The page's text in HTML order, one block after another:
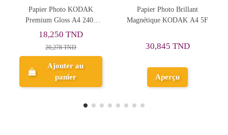
Papier Photo Brillant
Magnétique KODAK A4 5F
30,845 TND
Aperçu
PAP PHOTO 110F 50F
AUTOCOLLANT
25,823 TND
Aperçu